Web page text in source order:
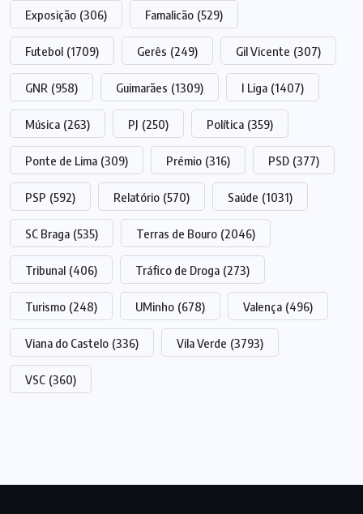
Exposição (306) Famalicão (529)
Futebol (1709) Gerês (249) Gil Vicente (307)
GNR (958) Guimarães (1309) I Liga (1407)
Música (263) PJ (250) Política (359)
Ponte de Lima (309) Prémio (316) PSD (377)
PSP (592) Relatório (570) Saúde (1031)
SC Braga (535) Terras de Bouro (2046)
Tribunal (406) Tráfico de Droga (273)
Turismo (248) UMinho (678) Valença (496)
Viana do Castelo (336) Vila Verde (3793)
VSC (360)